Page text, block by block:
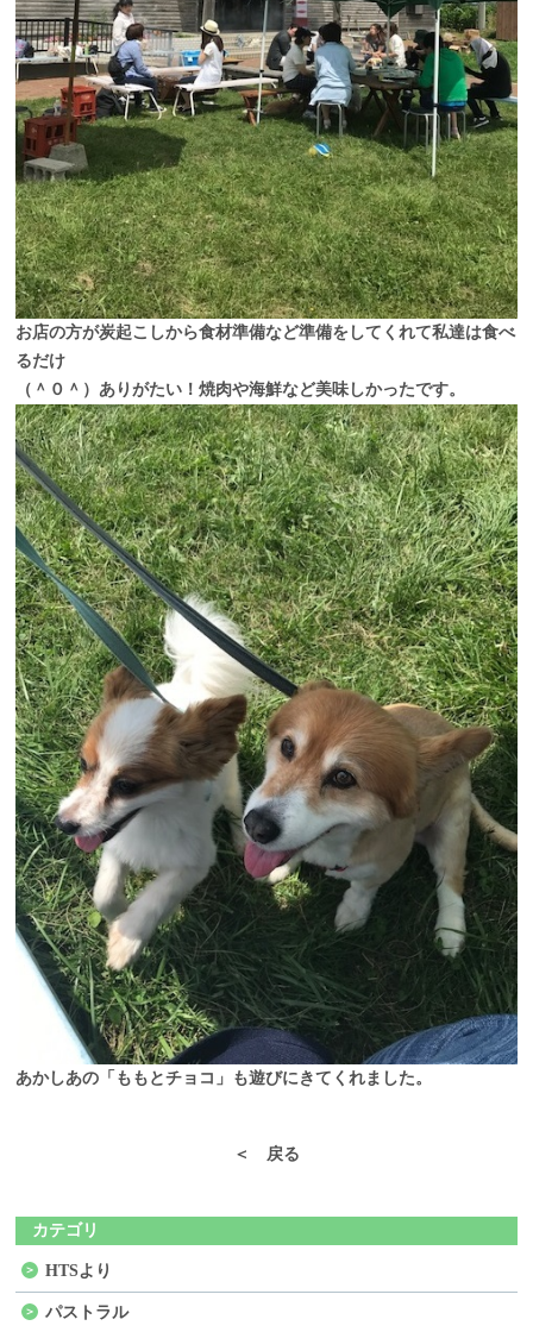
お店の方が炭起こしから食材準備など準備をしてくれて私達は食べ
るだけ
（＾０＾）ありがたい！焼肉や海鮮など美味しかったです。
あかしあの「ももとチョコ」も遊びにきてくれました。
＜ 戻る
カテゴリ
HTSより
パストラル